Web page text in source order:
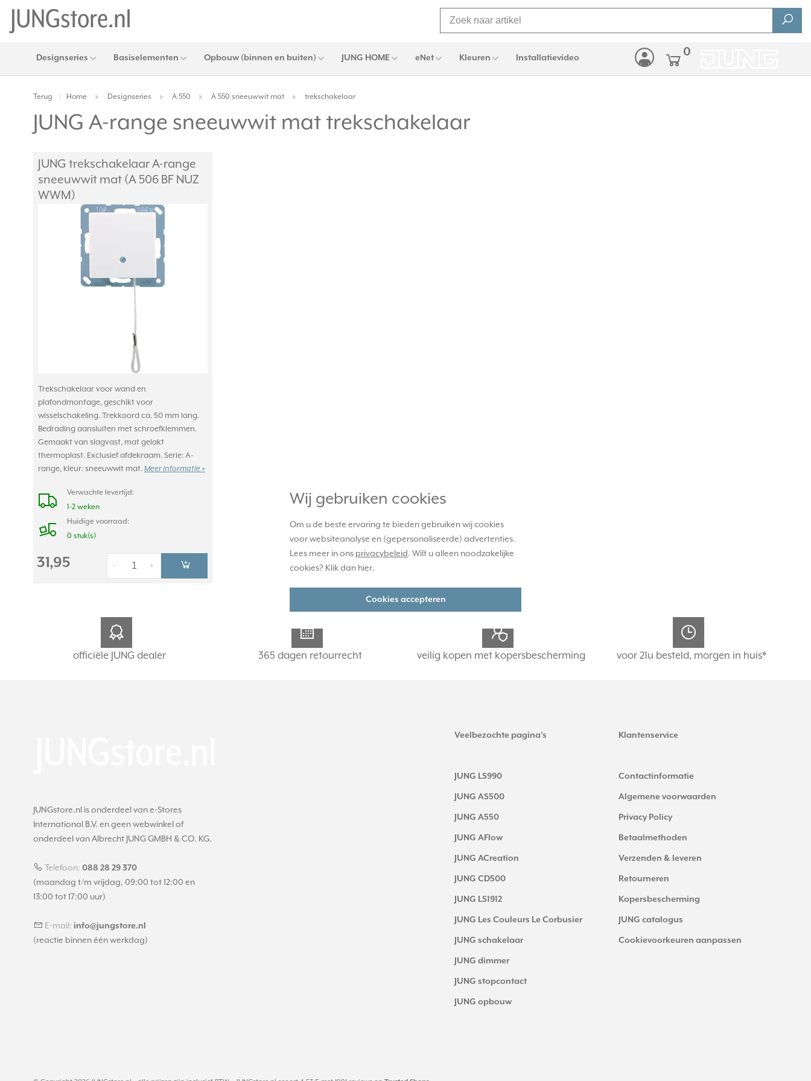
Wij gebruiken cookies
Om u de beste ervaring te bieden gebruiken wij cookies
voor websiteanalyse en (gepersonaliseerde) advertenties.
Lees meer in ons privacybeleid. Wilt u alleen noodzakelijke
cookies? Klik dan hier.
Cookies accepteren
Designseries Basiselementen Opbouw (binnen en buiten) JUNG HOME eNet Kleuren Installatievideo 0
Terug Home Designseries A 550 A 550 sneeuwwit mat trekschakelaar
JUNG A-range sneeuwwit mat trekschakelaar
JUNG trekschakelaar A-range
sneeuwwit mat (A 506 BF NUZ
WWM)
Trekschakelaar voor wand en
plafondmontage, geschikt voor
wisselschakeling. Trekkoord ca. 50 mm lang.
Bedrading aansluiten met schroefklemmen.
Gemaakt van slagvast, mat gelakt
thermoplast. Exclusief afdekraam. Serie: A-
range, kleur: sneeuwwit mat. Meer informatie »
Verwachte levertijd:
1-2 weken
Huidige voorraad:
0 stuk(s)
31,95 +
-
officiële JUNG dealer 365 dagen retourrecht veilig kopen met kopersbescherming voor 21u besteld, morgen in huis*
JUNGstore.nl is onderdeel van e-Stores
International B.V. en geen webwinkel of
onderdeel van Albrecht JUNG GMBH & CO. KG.
Telefoon: 088 28 29 370
(maandag t/m vrijdag, 09:00 tot 12:00 en
13:00 tot 17:00 uur)
E-mail: info@jungstore.nl
(reactie binnen één werkdag)
Veelbezochte pagina's
JUNG LS990
JUNG AS500
JUNG A550
JUNG AFlow
JUNG ACreation
JUNG CD500
JUNG LS1912
JUNG Les Couleurs Le Corbusier
JUNG schakelaar
JUNG dimmer
JUNG stopcontact
JUNG opbouw
Klantenservice
Contactinformatie
Algemene voorwaarden
Privacy Policy
Betaalmethoden
Verzenden & leveren
Retourneren
Kopersbescherming
JUNG catalogus
Cookievoorkeuren aanpassen